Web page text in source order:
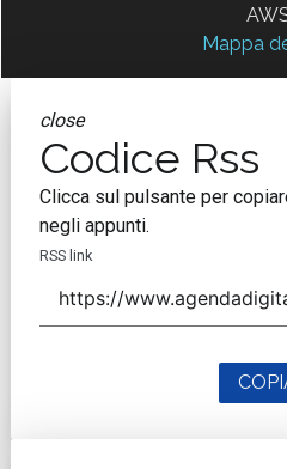
Mappa
close
Codice Rss
Clicca sul pulsante per
negli appunti.
RSS link